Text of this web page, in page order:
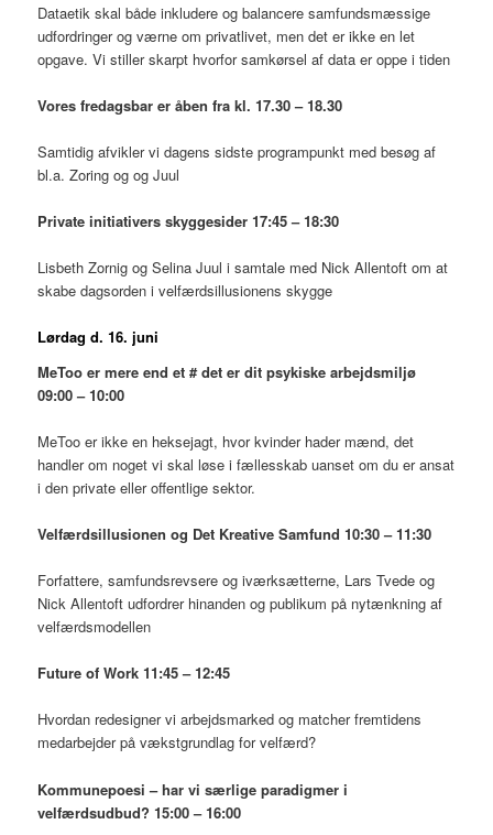
Dataetik skal både inkludere og balancere samfundsmæssige
udfordringer og værne om privatlivet, men det er ikke en let
opgave. Vi stiller skarpt hvorfor samkørsel af data er oppe i tiden
Vores fredagsbar er åben fra kl. 17.30 – 18.30
Samtidig afvikler vi dagens sidste programpunkt med besøg af
bl.a. Zoring og og Juul
Private initiativers skyggesider 17:45 – 18:30
Lisbeth Zornig og Selina Juul i samtale med Nick Allentoft om at
skabe dagsorden i velfærdsillusionens skygge
Lørdag d. 16. juni
MeToo er mere end et # det er dit psykiske arbejdsmiljø
09:00 – 10:00
MeToo er ikke en heksejagt, hvor kvinder hader mænd, det
handler om noget vi skal løse i fællesskab uanset om du er ansat
i den private eller offentlige sektor.
Velfærdsillusionen og Det Kreative Samfund 10:30 – 11:30
Forfattere, samfundsrevsere og iværksætterne, Lars Tvede og
Nick Allentoft udfordrer hinanden og publikum på nytænkning af
velfærdsmodellen
Future of Work 11:45 – 12:45
Hvordan redesigner vi arbejdsmarked og matcher fremtidens
medarbejder på vækstgrundlag for velfærd?
Kommunepoesi – har vi særlige paradigmer i
velfærdsudbud? 15:00 – 16:00